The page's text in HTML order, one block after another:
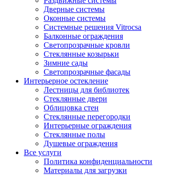
Дверные системы
Оконные системы
Системные решения Vitrocsa
Балконные ограждения
Светопрозрачные кровли
Стеклянные козырьки
Зимние сады
Светопрозрачные фасады
Интерьерное остекление
Лестницы для библиотек
Стеклянные двери
Облицовка стен
Стеклянные перегородки
Интерьерные ограждения
Стеклянные полы
Душевые ограждения
Все услуги
Политика конфиденциальности
Материалы для загрузки